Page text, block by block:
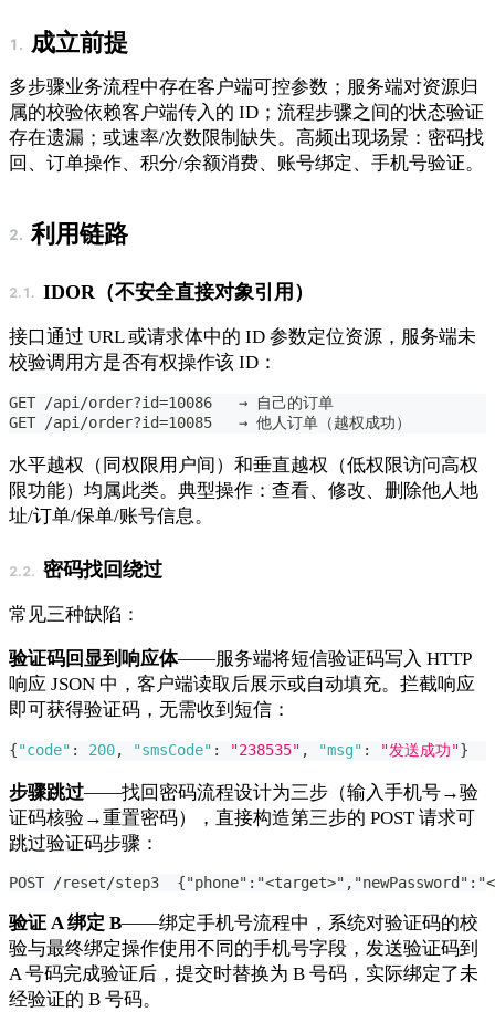
成立前提
多步骤业务流程中存在客户端可控参数；服务端对资源归
属的校验依赖客户端传入的 ID；流程步骤之间的状态验证
存在遗漏；或速率/次数限制缺失。高频出现场景：密码找
回、订单操作、积分/余额消费、账号绑定、手机号验证。
利用链路
IDOR（不安全直接对象引用）
接口通过 URL 或请求体中的 ID 参数定位资源，服务端未
校验调用方是否有权操作该 ID：
GET /api/order?id=10086   → 自己的订单
GET /api/order?id=10085   → 他人订单（越权成功）
水平越权（同权限用户间）和垂直越权（低权限访问高权
限功能）均属此类。典型操作：查看、修改、删除他人地
址/订单/保单/账号信息。
密码找回绕过
常见三种缺陷：
验证码回显到响应体——服务端将短信验证码写入 HTTP
响应 JSON 中，客户端读取后展示或自动填充。拦截响应
即可获得验证码，无需收到短信：
{"code" : 200, "smsCode" : "238535" , "msg" : "发送成功"}
步骤跳过——找回密码流程设计为三步（输入手机号→验
证码核验→重置密码），直接构造第三步的 POST 请求可
跳过验证码步骤：
POST /reset/step3
验证 A 绑定 B——绑定手机号流程中，系统对验证码的校
验与最终绑定操作使用不同的手机号字段，发送验证码到
A 号码完成验证后，提交时替换为 B 号码，实际绑定了未
经验证的 B 号码。